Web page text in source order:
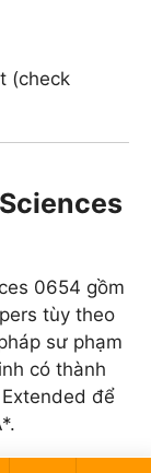
(check
0654 gồm
tùy theo
sư phạm
có thành
để